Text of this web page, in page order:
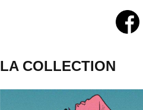
LA COLLECTION